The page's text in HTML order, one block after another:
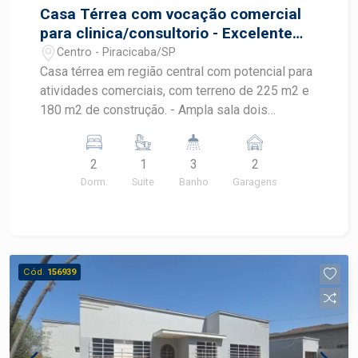
Casa Térrea com vocação comercial
para clinica/consultorio - Excelente
local - Piracicaba - SP
Centro - Piracicaba/SP
Casa térrea em região central com potencial para
atividades comerciais, com terreno de 225 m2 e
180 m2 de construção. - Ampla sala dois
completa de armários planejados , cook top, coifa
e forno, com acabamentos e metais de primeira
linha - dois dormitórios, sendo 01 suite, com
descoberta - Proxima á Rua do Porto, Engenho
Central , e a todas atividades comerciais do
centro da cidade. - Estuda permuta .
2
Dorm.
1
Suite
3
Banho
2
Garagens
Cód. 156939